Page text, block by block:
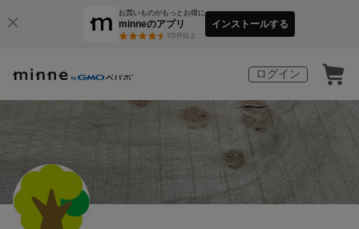
お買いものがもっとお得に
minneのアプリ
3万件以上
インストールする
ログイン